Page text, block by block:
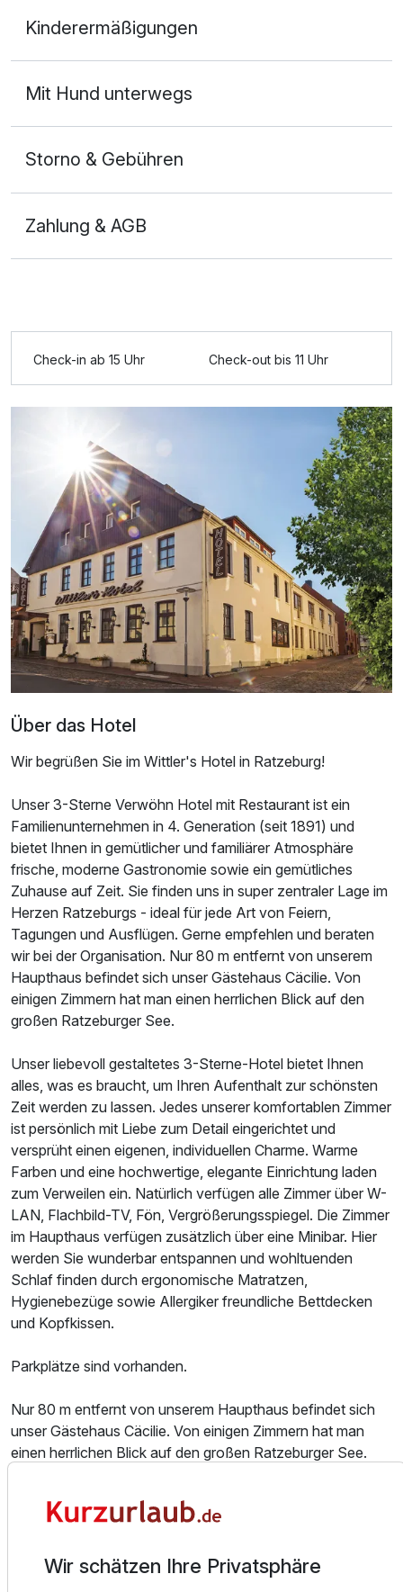
2 Erwachsene und 1 Kind
Ausstattung
Für 4 Tage
Doppelzimmer Standard
2 Erwachsene und 1 Kind
Ausstattung
Für 4 Tage p.P. ab 227,50 €
Doppelzimmer Superior
Kinderermäßigungen
Mit Hund unterwegs
Storno & Gebühren
Zahlung & AGB
Check-in ab 15 Uhr Check-out bis 11 Uhr
Über das Hotel
Wir begrüßen Sie im Wittler's Hotel in Ratzeburg!
Unser 3-Sterne Verwöhn Hotel mit Restaurant ist ein
Familienunternehmen in 4. Generation (seit 1891) und
bietet Ihnen in gemütlicher und familiärer Atmosphäre
frische, moderne Gastronomie sowie ein gemütliches
Zuhause auf Zeit. Sie finden uns in super zentraler Lage im
Herzen Ratzeburgs - ideal für jede Art von Feiern,
Tagungen und Ausflügen. Gerne empfehlen und beraten
wir bei der Organisation. Nur 80 m entfernt von unserem
Haupthaus befindet sich unser Gästehaus Cäcilie. Von
einigen Zimmern hat man einen herrlichen Blick auf den
großen Ratzeburger See.
Unser liebevoll gestaltetes 3-Sterne-Hotel bietet Ihnen
alles, was es braucht, um Ihren Aufenthalt zur schönsten
Zeit werden zu lassen. Jedes unserer komfortablen Zimmer
ist persönlich mit Liebe zum Detail eingerichtet und
versprüht einen eigenen, individuellen Charme. Warme
Farben und eine hochwertige, elegante Einrichtung laden
zum Verweilen ein. Natürlich verfügen alle Zimmer über W-
LAN, Flachbild-TV, Fön, Vergrößerungsspiegel. Die Zimmer
im Haupthaus verfügen zusätzlich über eine Minibar. Hier
werden Sie wunderbar entspannen und wohltuenden
Schlaf finden durch ergonomische Matratzen,
Hygienebezüge sowie Allergiker freundliche Bettdecken
und Kopfkissen.
Parkplätze sind vorhanden.
Nur 80 m entfernt von unserem Haupthaus befindet sich
unser Gästehaus Cäcilie. Von einigen Zimmern hat man
einen herrlichen Blick auf den großen Ratzeburger See.
ausgestattet. Das reichhaltige Wittlers-Verwöhn-
Seien Sie unser Gast und lassen Sie sich von uns
Wir schätzen Ihre Privatsphäre